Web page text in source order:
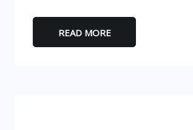
READ MORE